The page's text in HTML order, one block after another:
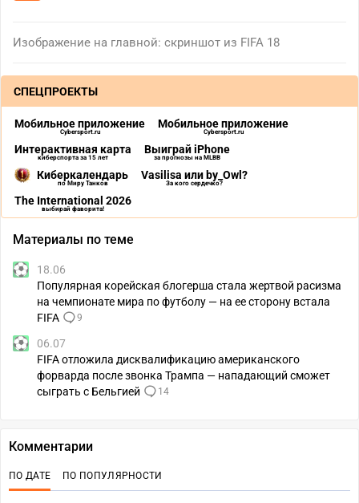
Изображение на главной: скриншот из FIFA 18
СПЕЦПРОЕКТЫ
Мобильное приложение
Cybersport.ru
Мобильное приложение
Cybersport.ru
Интерактивная карта
киберспорта за 15 лет
Выиграй iPhone
за прогнозы на MLBB
Киберкалендарь
по Миру Танков
Vasilisa или by_Owl?
За кого сердечко?
The International 2026
выбирай фаворита!
Материалы по теме
18.06
Популярная корейская блогерша стала жертвой расизма
на чемпионате мира по футболу — на ее сторону встала
FIFA
9
06.07
FIFA отложила дисквалификацию американского
форварда после звонка Трампа — нападающий сможет
сыграть с Бельгией
14
Комментарии
ПО ДАТЕ ПО ПОПУЛЯРНОСТИ